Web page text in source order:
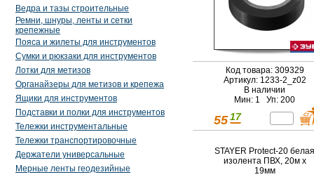
Ведра и тазы строительные
Ремни, шнуры, ленты и сетки
крепежные
Пояса и жилеты для инструментов
Сумки и рюкзаки для инструментов
Лотки для метизов
Органайзеры для метизов и крепежа
Ящики для инструментов
Подставки и полки для инструментов
Тележки инструментальные
Тележки транспортировочные
Держатели универсальные
Мерные ленты геодезийные
Код товара: 309329
Артикул: 1233-2_z02
В наличии
Мин: 1 Уп: 200
55 17
STAYER Protect-20 белая
изолента ПВХ, 20м х
19мм